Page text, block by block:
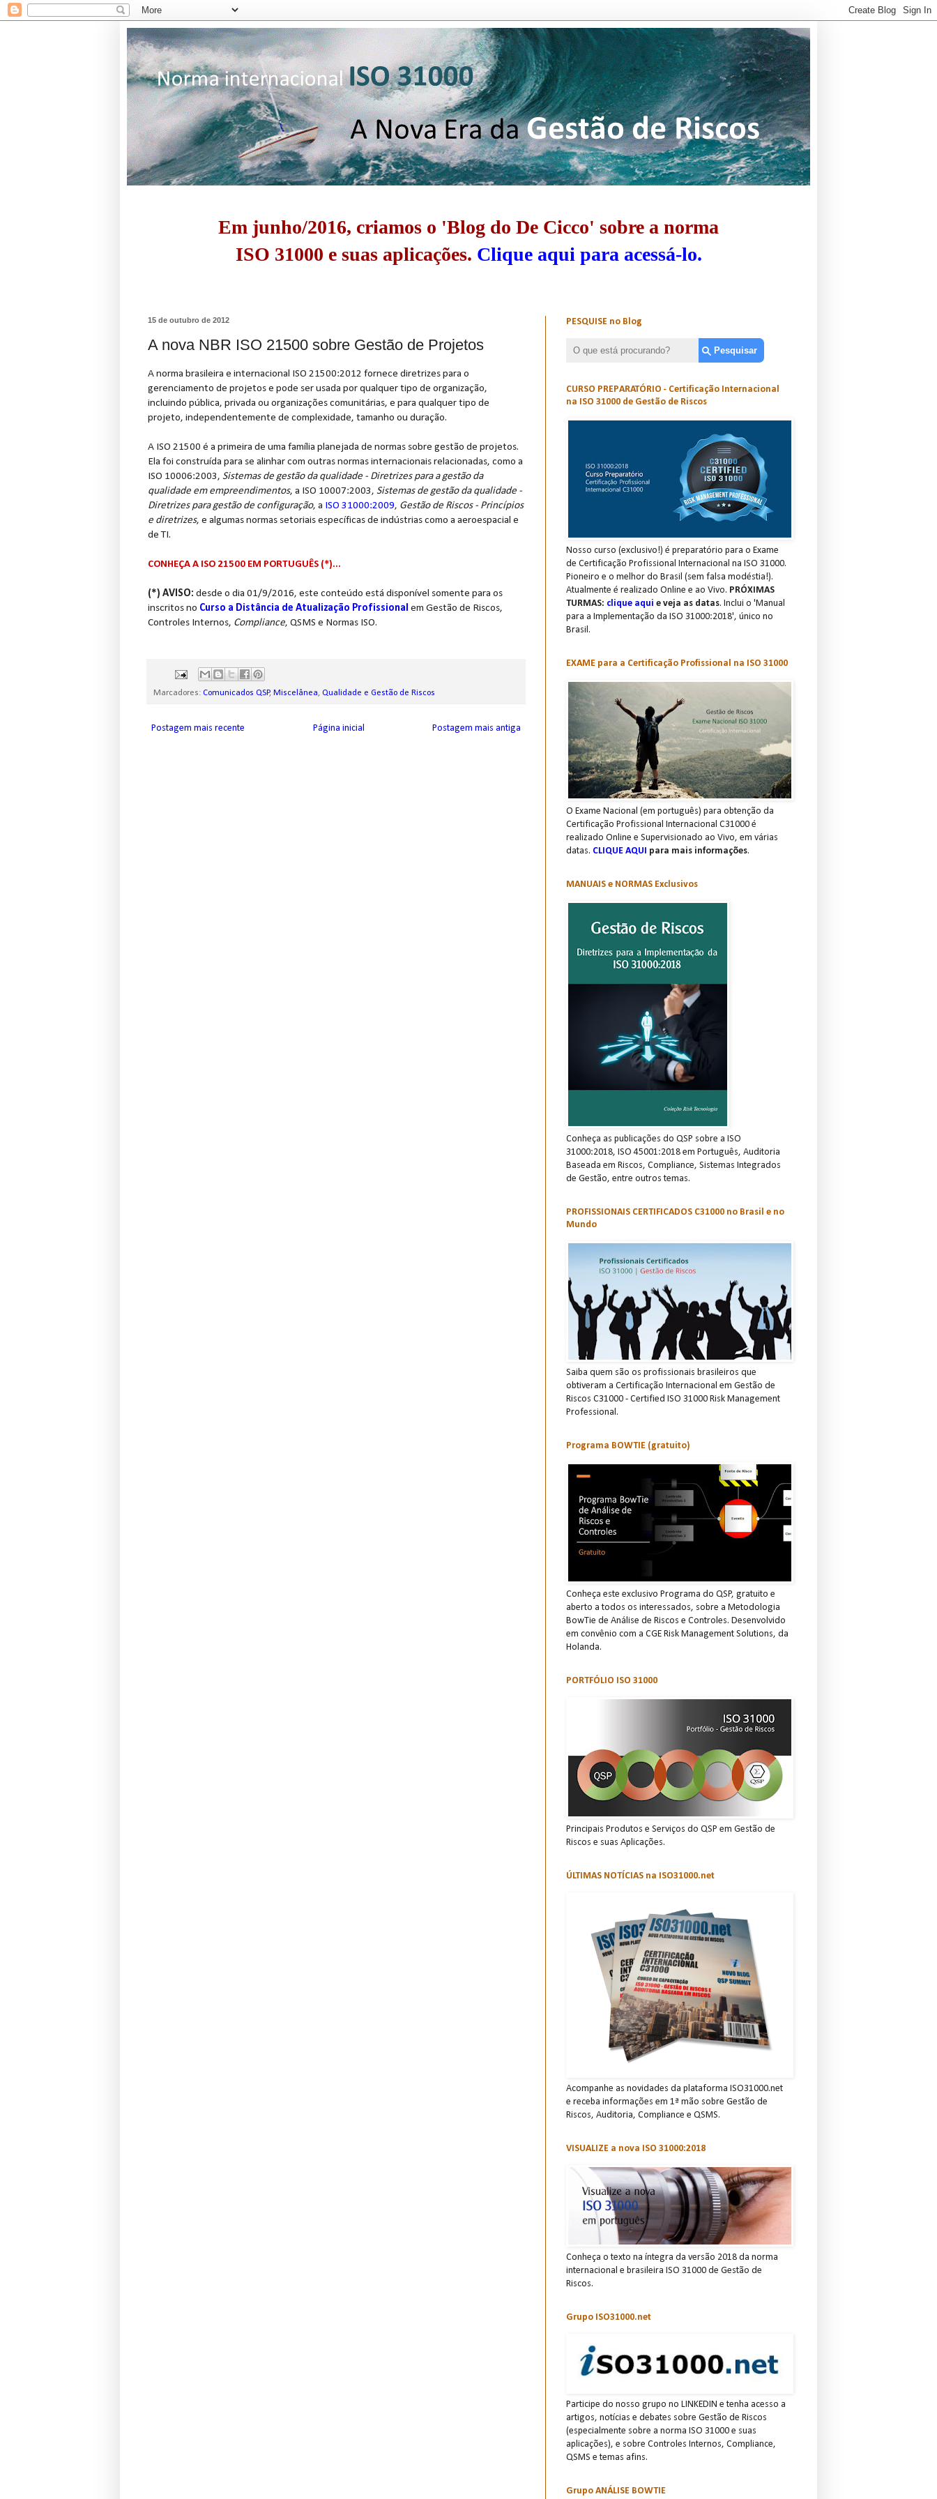
Em junho/2016, criamos o 'Blog do De Cicco' sobre a norma
ISO 31000 e suas aplicações. Clique aqui para acessá-lo.
15 de outubro de 2012
A nova NBR ISO 21500 sobre Gestão de Projetos
A norma brasileira e internacional ISO 21500:2012 fornece diretrizes para o
gerenciamento de projetos e pode ser usada por qualquer tipo de organização,
incluindo pública, privada ou organizações comunitárias, e para qualquer tipo de
projeto, independentemente de complexidade, tamanho ou duração.
A ISO 21500 é a primeira de uma família planejada de normas sobre gestão de projetos.
Ela foi construída para se alinhar com outras normas internacionais relacionadas, como a
ISO 10006:2003, Sistemas de gestão da qualidade - Diretrizes para a gestão da
qualidade em empreendimentos, a ISO 10007:2003, Sistemas de gestão da qualidade -
Diretrizes para gestão de configuração, a ISO 31000:2009, Gestão de Riscos - Princípios
e diretrizes, e algumas normas setoriais específicas de indústrias como a aeroespacial e
de TI.
CONHEÇA A ISO 21500 EM PORTUGUÊS (*)...
(*) AVISO: desde o dia 01/9/2016, este conteúdo está disponível somente para os
inscritos no Curso a Distância de Atualização Profissional em Gestão de Riscos,
Controles Internos, Compliance, QSMS e Normas ISO.
Marcadores: Comunicados QSP, Miscelânea, Qualidade e Gestão de Riscos
Postagem mais recente Postagem mais antiga
Página inicial
PESQUISE no Blog
CURSO PREPARATÓRIO - Certificação Internacional
na ISO 31000 de Gestão de Riscos
Nosso curso (exclusivo!) é preparatório para o Exame
de Certificação Profissional Internacional na ISO 31000.
Pioneiro e o melhor do Brasil (sem falsa modéstia!).
Atualmente é realizado Online e ao Vivo. PRÓXIMAS
TURMAS: clique aqui e veja as datas. Inclui o 'Manual
para a Implementação da ISO 31000:2018', único no
Brasil.
EXAME para a Certificação Profissional na ISO 31000
O Exame Nacional (em português) para obtenção da
Certificação Profissional Internacional C31000 é
realizado Online e Supervisionado ao Vivo, em várias
datas. CLIQUE AQUI para mais informações.
MANUAIS e NORMAS Exclusivos
Conheça as publicações do QSP sobre a ISO
31000:2018, ISO 45001:2018 em Português, Auditoria
Baseada em Riscos, Compliance, Sistemas Integrados
de Gestão, entre outros temas.
PROFISSIONAIS CERTIFICADOS C31000 no Brasil e no
Mundo
Saiba quem são os profissionais brasileiros que
obtiveram a Certificação Internacional em Gestão de
Riscos C31000 - Certified ISO 31000 Risk Management
Professional.
Programa BOWTIE (gratuito)
Conheça este exclusivo Programa do QSP, gratuito e
aberto a todos os interessados, sobre a Metodologia
BowTie de Análise de Riscos e Controles. Desenvolvido
em convênio com a CGE Risk Management Solutions, da
Holanda.
PORTFÓLIO ISO 31000
Principais Produtos e Serviços do QSP em Gestão de
Riscos e suas Aplicações.
ÚLTIMAS NOTÍCIAS na ISO31000.net
Acompanhe as novidades da plataforma ISO31000.net
e receba informações em 1ª mão sobre Gestão de
Risco s, Auditoria, C omp lian ce e QSMS.
VISUALIZE a nova ISO 31000:2018
Conheça o texto na íntegra da versão 2018 da norma
internacional e brasileira ISO 31000 de Gestão de
Riscos.
Grupo ISO31000.net
Participe do nosso grupo no LINKEDIN e tenha acesso a
artigos, notícias e debates sobre Gestão de Riscos
(especialmente sobre a norma ISO 31000 e suas
aplicações), e sobre Controles Internos, Compliance,
QSMS e temas afins.
Grupo ANÁLISE BOWTIE